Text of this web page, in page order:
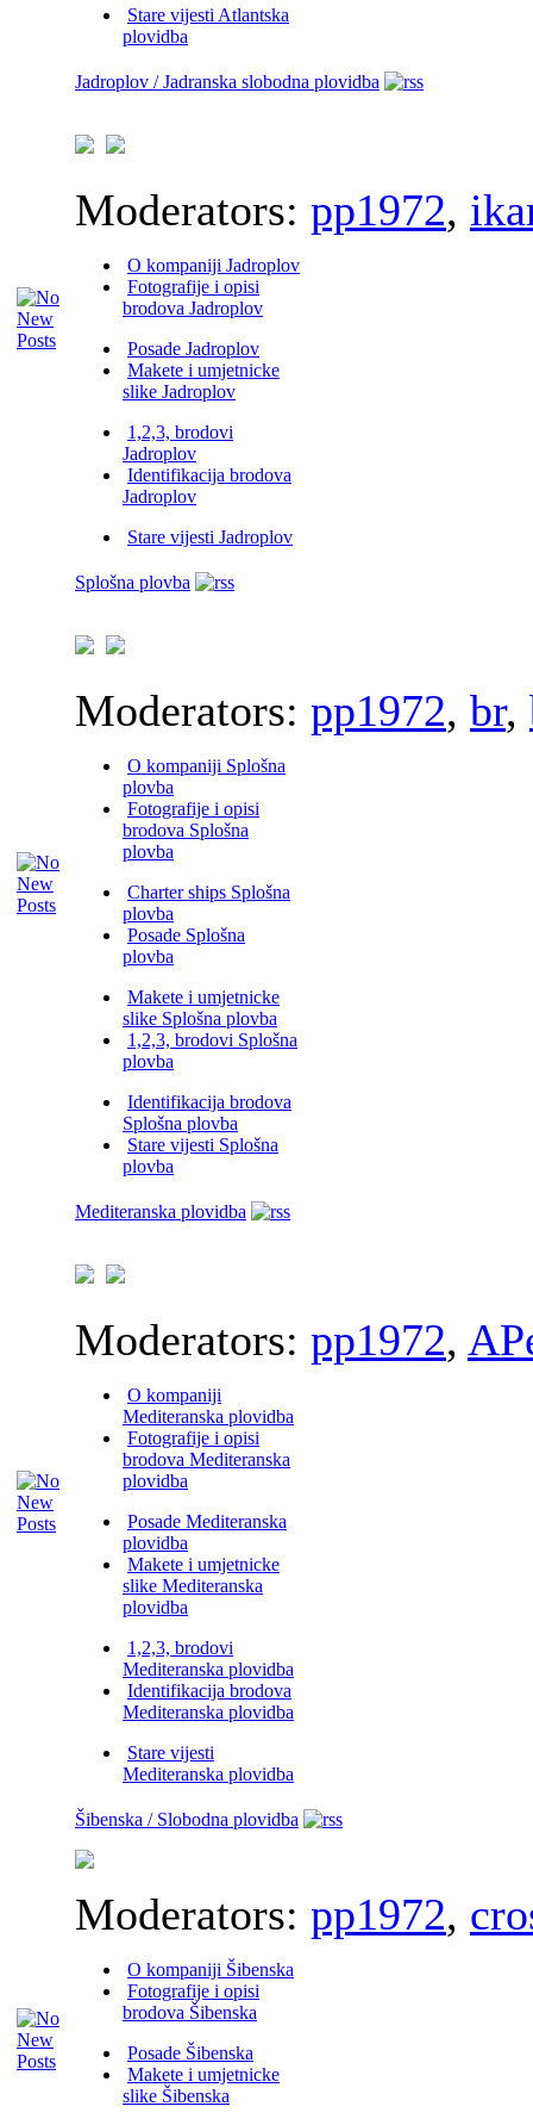
Stare vijesti Atlantska
plovidba
Jadroplov / Jadranska slobodna plovidba
Moderators: pp1972,
O kompaniji Jadroplov
Fotografije i opisi
brodova Jadroplov
Posade Jadroplov
Makete i umjetnicke
slike Jadroplov
1,2,3, brodovi
Jadroplov
Identifikacija brodova
Jadroplov
Stare vijesti Jadroplov
Splošna plovba
Moderators: pp1972, br,
O kompaniji Splošna
plovba
Fotografije i opisi
brodova Splošna
plovba
Charter ships Splošna
plovba
Posade Splošna
plovba
Makete i umjetnicke
slike Splošna plovba
1,2,3, brodovi Splošna
plovba
Identifikacija brodova
Splošna plovba
Stare vijesti Splošna
plovba
Mediteranska plovidba
Moderators: pp1972,
O kompaniji
Mediteranska plovidba
Fotografije i opisi
brodova Mediteranska
plovidba
Posade Mediteranska
plovidba
Makete i umjetnicke
slike Mediteranska
plovidba
1,2,3, brodovi
Mediteranska plovidba
Identifikacija brodova
Mediteranska plovidba
Stare vijesti
Mediteranska plovidba
Šibenska / Slobodna plovidba
Moderators: pp1972,
O kompaniji Šibenska
Fotografije i opisi
brodova Šibenska
Posade Šibenska
Makete i umjetnicke
slike Šibenska